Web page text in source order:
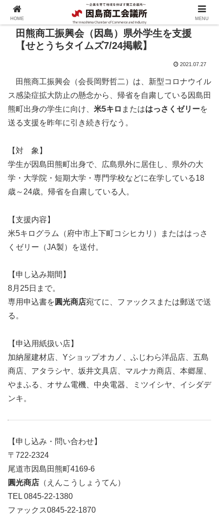
田熊商工振興会（因島）県外学生を支援
【せとうちタイムズ7/24掲載】
2021.07.27
田熊商工振興会（会長岡野哲二）は、新型コロナウイル
ス感染症拡大防止の懸念から、帰省を自粛している因島田
熊町出身の学生に向け、 米5キロ またははっさくゼリーを
送る支援を昨年に引き続き行なう。
【対 象】
学生が因島田熊町出身で、広島県外に居住し、県外の大
学・大学院・短期大学・専門学校などに在学している18
歳～24歳。帰省を自粛している人。
【支援内容】
米5キログラム（府中市上下町コシヒカリ）またははっさ
くゼリー（JA製）を送付。
【申し込み期間】
8月25日まで。
専用申込書を 圓光商店宛てに、ファックスまたは郵送で送
る。
【申込用紙扱い店】
加納屋建材店、Yショップオカノ、ふじわら洋品店、五島
商店、アタラシヤ、坂井文具店、マルナカ商店、本郷屋、
やまふる、オサム電機、中央電器、ミツイシヤ、イシダデ
ンキ。
【申し込み・問い合わせ】
〒722-2324
尾道市因島田熊町4169-6
圓光商店 （えんこうしょうてん）
TEL 0845-22-1380
ファックス0845-22-1870
HOME MENU